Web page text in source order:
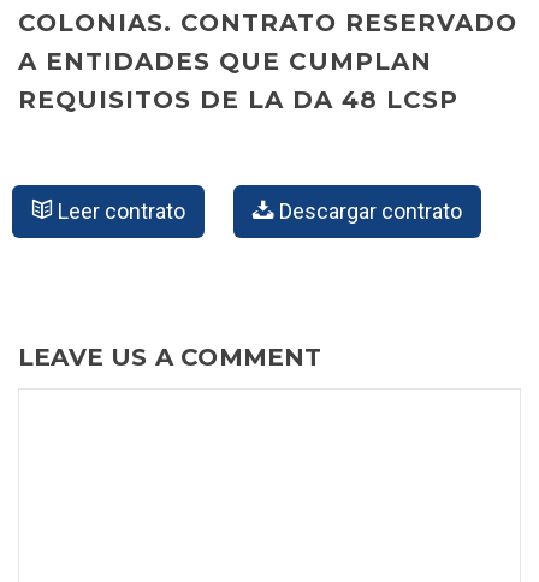
COLONIAS. CONTRATO RESERVADO
A ENTIDADES QUE CUMPLAN
REQUISITOS DE LA DA 48 LCSP
Leer contrato Descargar contrato
LEAVE US A COMMENT